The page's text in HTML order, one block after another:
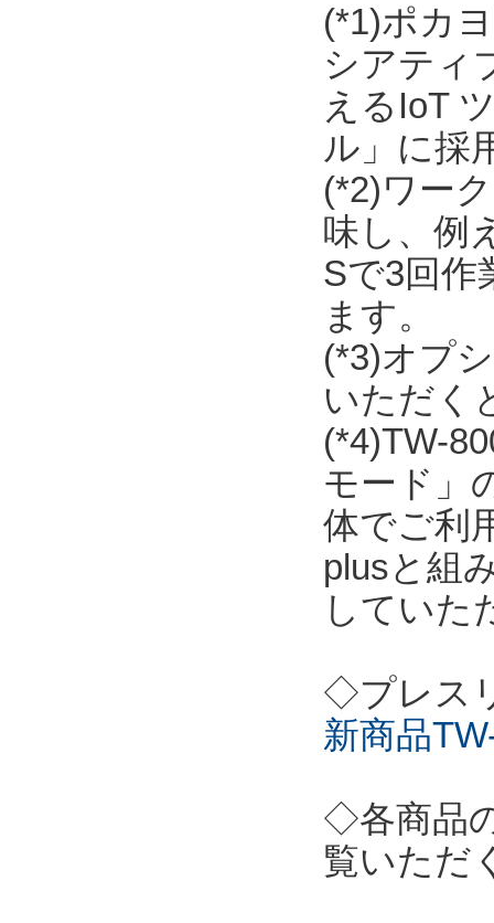
(*1)ポカ
シアティ
えるIoT
ル」に採
(*2)ワー
味し、例
Sで3回作
ます。
(*3)オプ
いただく
(*4)TW-
モード」
体でご利
plusと組
していた
◇プレス
新商品
◇各商品
覧いただ